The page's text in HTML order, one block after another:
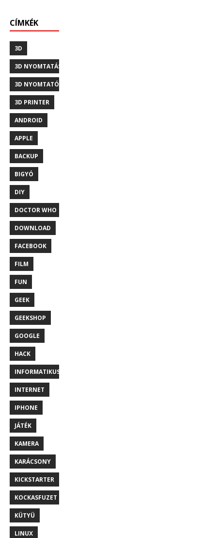
CÍMKÉK
3D
3D NYOMTATÁS
3D NYOMTATÓ
3D PRINTER
ANDROID
APPLE
BACKUP
BIGYÓ
DIY
DOCTOR WHO
DOWNLOAD
FACEBOOK
FILM
FUN
GEEK
GEEKSHOP
GOOGLE
HACK
INFORMATIKUS
INTERNET
IPHONE
JÁTÉK
KAMERA
KARÁCSONY
KICKSTARTER
KOCKASFUZET
KÜTYÜ
LINUX